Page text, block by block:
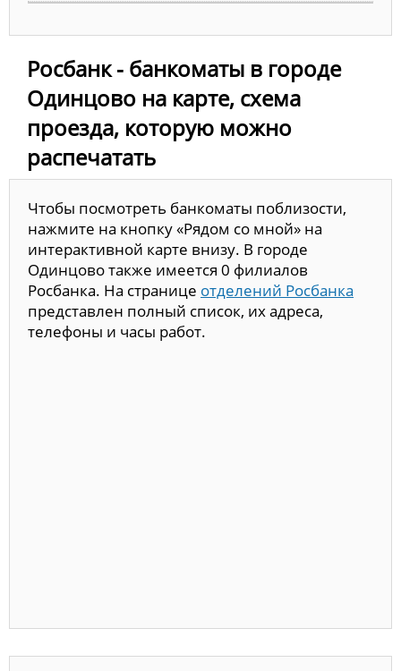
Росбанк - банкоматы в городе
Одинцово на карте, схема
проезда, которую можно
распечатать
Чтобы посмотреть банкоматы поблизости,
нажмите на кнопку «Рядом со мной» на
интерактивной карте внизу. В городе
Одинцово также имеется 0 филиалов
Росбанка. На странице отделений Росбанка
представлен полный список, их адреса,
телефоны и часы работ.